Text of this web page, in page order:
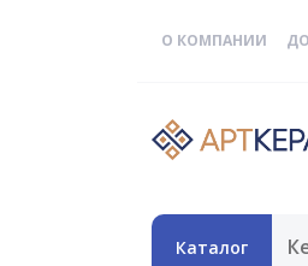
О КОМПАНИИ
Каталог